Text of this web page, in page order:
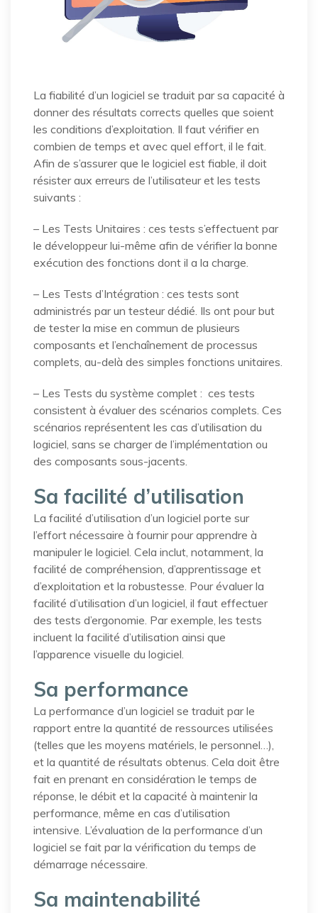
La fiabilité d’un logiciel se traduit par sa capacité à
donner des résultats corrects quelles que soient
les conditions d’exploitation. Il faut vérifier en
combien de temps et avec quel effort, il le fait.
Afin de s’assurer que le logiciel est fiable, il doit
résister aux erreurs de l’utilisateur et les tests
suivants :
– Les Tests Unitaires : ces tests s’effectuent par
le développeur lui-même afin de vérifier la bonne
exécution des fonctions dont il a la charge.
– Les Tests d’Intégration : ces tests sont
administrés par un testeur dédié. Ils ont pour but
de tester la mise en commun de plusieurs
composants et l’enchaînement de processus
complets, au-delà des simples fonctions unitaires.
– Les Tests du système complet : ces tests
consistent à évaluer des scénarios complets. Ces
scénarios représentent les cas d’utilisation du
logiciel, sans se charger de l’implémentation ou
des composants sous-jacents.
Sa facilité d’utilisation
La facilité d’utilisation d’un logiciel porte sur
l’effort nécessaire à fournir pour apprendre à
manipuler le logiciel. Cela inclut, notamment, la
facilité de compréhension, d’apprentissage et
d’exploitation et la robustesse. Pour évaluer la
facilité d’utilisation d’un logiciel, il faut effectuer
des tests d’ergonomie. Par exemple, les tests
incluent la facilité d’utilisation ainsi que
l’apparence visuelle du logiciel.
Sa performance
La performance d’un logiciel se traduit par le
rapport entre la quantité de ressources utilisées
(telles que les moyens matériels, le personnel…),
et la quantité de résultats obtenus. Cela doit être
fait en prenant en considération le temps de
réponse, le débit et la capacité à maintenir la
performance, même en cas d’utilisation
intensive. L’évaluation de la performance d’un
logiciel se fait par la vérification du temps de
démarrage nécessaire.
Sa maintenabilité